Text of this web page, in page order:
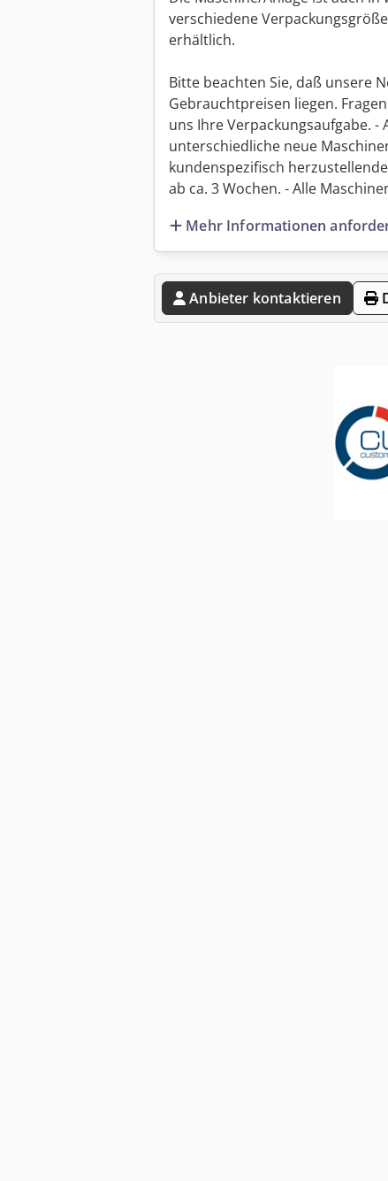
verschiedene
erhältlich.
Bitte beachten Sie, daß unsere
Gebrauchtpreisen liegen.
uns Ihre Verpackungsaufgabe. -
unterschiedliche neue
kundenspezifisch
ab ca. 3 Wochen. - Alle
Mehr Informationen
Anbieter kontaktieren